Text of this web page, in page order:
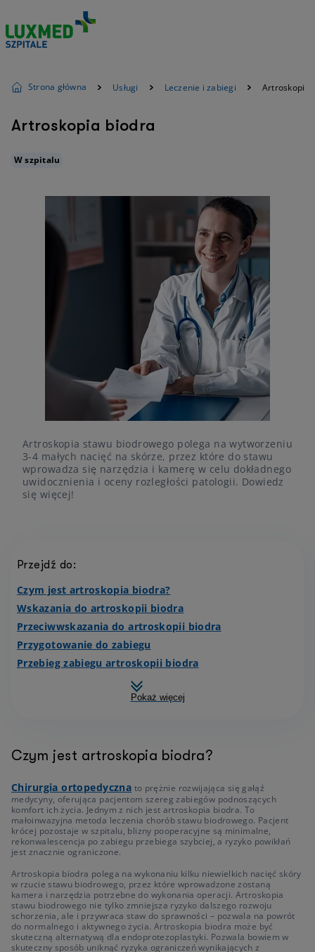
Strona główna Usługi Leczenie i zabiegi Artroskopia
Artroskopia biodra
W szpitalu
Artroskopia stawu biodrowego polega na wytworzeniu
3-4 małych nacięć na skórze, przez które do stawu
wprowadza się narzędzia i kamerę w celu dokładnego
uwidocznienia i oceny rozległości patologii. Dowiedz
się więcej!
Przejdź do:
Czym jest artroskopia biodra?
Wskazania do artroskopii biodra
Przeciwwskazania do artroskopii biodra
Przygotowanie do zabiegu
Przebieg zabiegu artroskopii biodra
Pokaż więcej
Czym jest artroskopia biodra?
Chirurgia ortopedyczna to prężnie rozwijająca się gałąź
medycyny, oferująca pacjentom szereg zabiegów podnoszących
komfort ich życia. Jednym z nich jest artroskopia biodra. To
małoinwazyjna metoda leczenia chorób stawu biodrowego. Pacjent
krócej pozostaje w szpitalu, blizny pooperacyjne są minimalne,
rekonwalescencja po zabiegu przebiega szybciej, a ryzyko powikłań
jest znacznie ograniczone.
Artroskopia biodra polega na wykonaniu kilku niewielkich nacięć skóry
w rzucie stawu biodrowego, przez które wprowadzone zostaną
kamera i narzędzia potrzebne do wykonania operacji. Artroskopia
stawu biodrowego nie tylko zmniejsza ryzyko dalszego rozwoju
schorzenia, ale i przywraca staw do sprawności – pozwala na powrót
do normalnego i aktywnego życia. Artroskopia biodra może być
skuteczną alternatywą dla endoprotezoplastyki. Pozwala bowiem w
skuteczny sposób uniknąć ryzyka ograniczeń wynikających z